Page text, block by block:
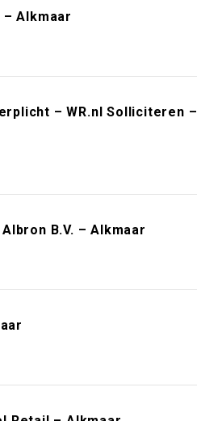
Alkmaar
– WR.nl Solliciteren –
B.V. – Alkmaar